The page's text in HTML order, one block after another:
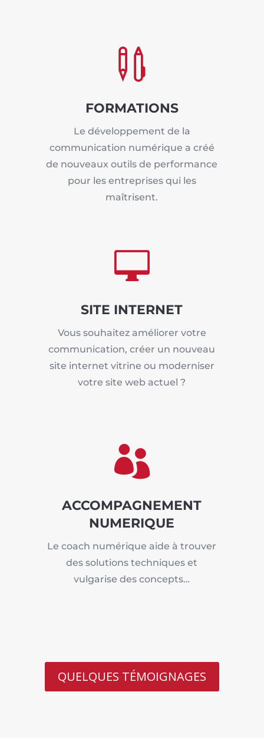

FORMATIONS
Le développement de la
communication numérique a créé
de nouveaux outils de performance
pour les entreprises qui les
maîtrisent.

SITE INTERNET
Vous souhaitez améliorer votre
communication, créer un nouveau
site internet vitrine ou moderniser
votre site web actuel ?

ACCOMPAGNEMENT
NUMERIQUE
Le coach numérique aide à trouver
des solutions techniques et
vulgarise des concepts…
QUELQUES TÉMOIGNAGES